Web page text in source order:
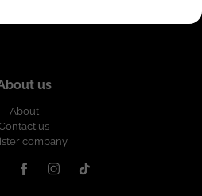
us
About
us
company